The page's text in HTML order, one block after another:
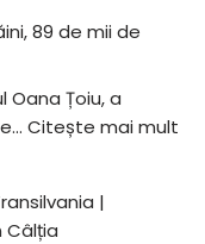
89 de mii de
Oana Țoiu, a
Citește mai mult
|
Câlția